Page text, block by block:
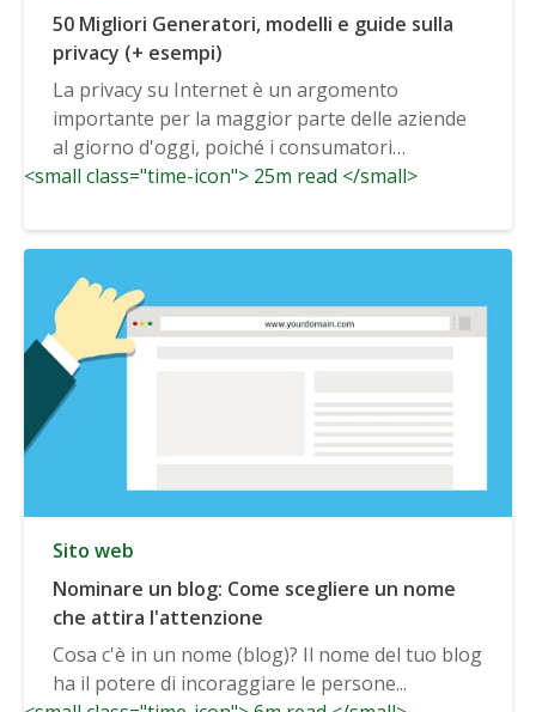
50 Migliori Generatori, modelli e guide sulla
privacy (+ esempi)
La privacy su Internet è un argomento
importante per la maggior parte delle aziende
al giorno d'oggi, poiché i consumatori
continuano ad aspettarsi...
<small class="time-icon"> 25m read </small>
Sito web
Nominare un blog: Come scegliere un nome
che attira l'attenzione
Cosa c'è in un nome (blog)? Il nome del tuo blog
ha il potere di incoraggiare le persone...